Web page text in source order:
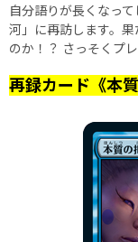
自分語りが長くなっ
河」に再訪します。
のか！？ さっそくプ
再録カード《本